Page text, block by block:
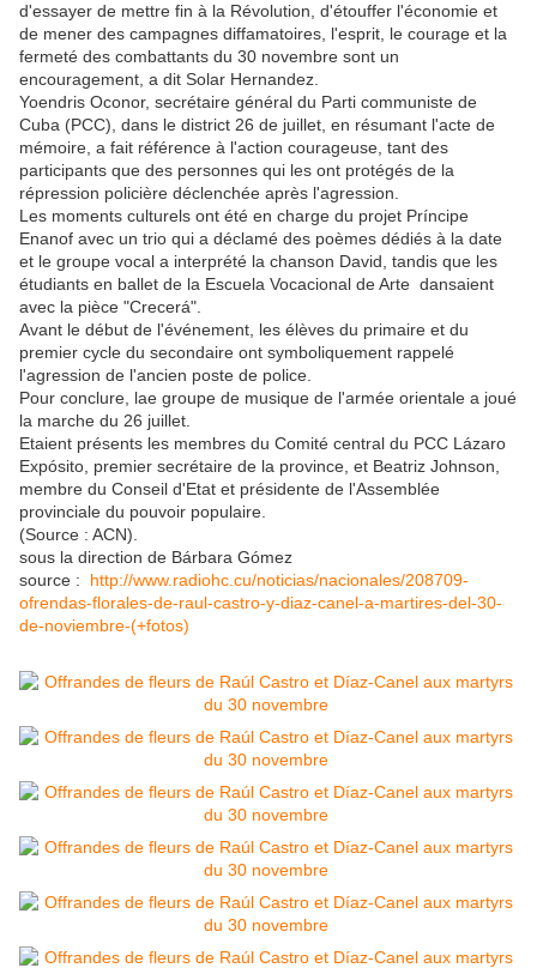
d'essayer de mettre fin à la Révolution, d'étouffer l'économie et
de mener des campagnes diffamatoires, l'esprit, le courage et la
fermeté des combattants du 30 novembre sont un
encouragement, a dit Solar Hernandez.
Yoendris Oconor, secrétaire général du Parti communiste de
Cuba (PCC), dans le district 26 de juillet, en résumant l'acte de
mémoire, a fait référence à l'action courageuse, tant des
participants que des personnes qui les ont protégés de la
répression policière déclenchée après l'agression.
Les moments culturels ont été en charge du projet Príncipe
Enanof avec un trio qui a déclamé des poèmes dédiés à la date
et le groupe vocal a interprété la chanson David, tandis que les
étudiants en ballet de la Escuela Vocacional de Arte dansaient
avec la pièce "Crecerá".
Avant le début de l'événement, les élèves du primaire et du
premier cycle du secondaire ont symboliquement rappelé
l'agression de l'ancien poste de police.
Pour conclure, lae groupe de musique de l'armée orientale a joué
la marche du 26 juillet.
Etaient présents les membres du Comité central du PCC Lázaro
Expósito, premier secrétaire de la province, et Beatriz Johnson,
membre du Conseil d'Etat et présidente de l'Assemblée
provinciale du pouvoir populaire.
(Source : ACN).
sous la direction de Bárbara Gómez
source : http://www.radiohc.cu/noticias/nacionales/208709-
ofrendas-florales-de-raul-castro-y-diaz-canel-a-martires-del-30-
de-noviembre-(+fotos)